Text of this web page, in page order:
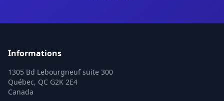
Informations
1305 Bd Lebourgneuf suite 300
Québec, QC G2K 2E4
Canada